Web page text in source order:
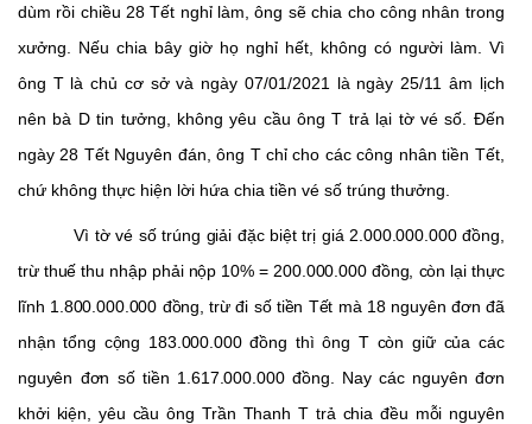
dùm rồi chiều 28 Tết nghỉ làm, ông sẽ chia cho công nhân trong
xưởng. Nếu chia bây giờ họ nghỉ hết, không có người làm. Vì
ông T là chủ cơ sở và ngày 07/01/2021 là ngày 25/11 âm lịch
nên bà D tin tưởng, không yêu cầu ông T trả lại tờ vé số. Đến
ngày 28 Tết Nguyên đán, ông T chỉ cho các công nhân tiền Tết,
chứ không thực hiện lời hứa chia tiền vé số trúng thưởng.
Vì tờ vé số trúng giải đặc biệt trị giá 2.000.000.000 đồng,
trừ thuế thu nhập phải nộp 10% = 200.000.000 đồng, còn lại thực
lĩnh 1.800.000.000 đồng, trừ đi số tiền Tết mà 18 nguyên đơn đã
nhận tổng cộng 183.000.000 đồng thì ông T còn giữ của các
nguyên đơn số tiền 1.617.000.000 đồng. Nay các nguyên đơn
khởi kiện, yêu cầu ông Trần Thanh T trả chia đều mỗi nguyên